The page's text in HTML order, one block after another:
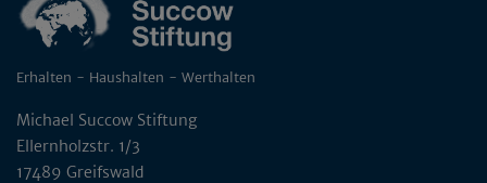
Erhalten - Haushalten - Werthalten
Michael Succow Stiftung
Ellernholzstr. 1/3
17489 Greifswald